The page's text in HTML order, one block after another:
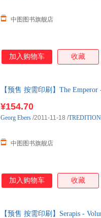
中图图书旗舰店
加入购物车 收藏
【预售 按需印刷】The Emperor
¥154.70
中图图书旗舰店
Georg Ebers /2011-11-18 /
加入购物车 收藏
【预售 按需印刷】Serapis -